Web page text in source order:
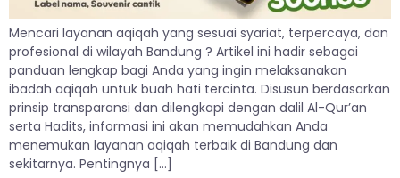
Mencari layanan aqiqah yang sesuai syariat, terpercaya, dan
profesional di wilayah Bandung ? Artikel ini hadir sebagai
panduan lengkap bagi Anda yang ingin melaksanakan
ibadah aqiqah untuk buah hati tercinta. Disusun berdasarkan
prinsip transparansi dan dilengkapi dengan dalil Al-Qur’an
serta Hadits, informasi ini akan memudahkan Anda
menemukan layanan aqiqah terbaik di Bandung dan
sekitarnya. Pentingnya […]